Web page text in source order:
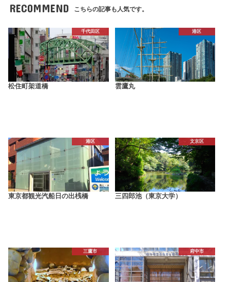
RECOMMEND こちらの記事も人気です。
千代田区
松住町架道橋
港区
雲鷹丸
港区
東京都観光汽船日の出桟橋
文京区
三四郎池（東京大学）
三鷹市 府中市